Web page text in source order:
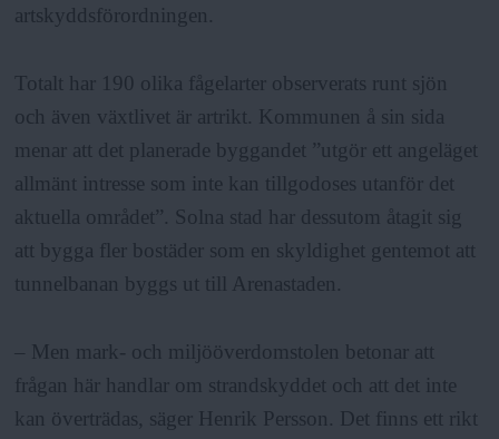
artskyddsförordningen.
Totalt har 190 olika fågelarter observerats runt sjön
och även växtlivet är artrikt. Kommunen å sin sida
menar att det planerade byggandet ”utgör ett angeläget
allmänt intresse som inte kan tillgodoses utanför det
aktuella området”. Solna stad har dessutom åtagit sig
att bygga fler bostäder som en skyldighet gentemot att
tunnelbanan byggs ut till Arenastaden.
– Men mark- och miljööverdomstolen betonar att
frågan här handlar om strandskyddet och att det inte
kan överträdas, säger Henrik Persson. Det finns ett rikt